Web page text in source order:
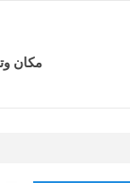
مكان